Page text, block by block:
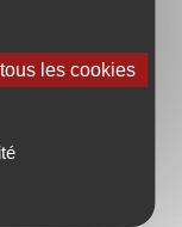
les cookies